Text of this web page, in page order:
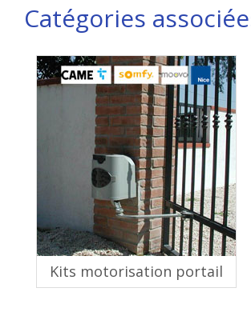
Catégories
Kits motorisation portail